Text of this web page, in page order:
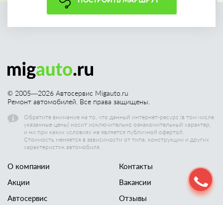
© 2005—2026 Автосервис Migauto.ru
Ремонт автомобилей. Все права защищены.
Обратите внимание на то, что данный интернет-ресурс (в том числе
указанные цены) носит исключительно ознакомительный характер,
и ни при каких условиях не является публичной офертой.
Стоимость меняется в зависимости от типа, конструкции и других
характеристик автомобиля.
О компании
Акции
Автосервис
Контакты
Вакансии
Отзывы